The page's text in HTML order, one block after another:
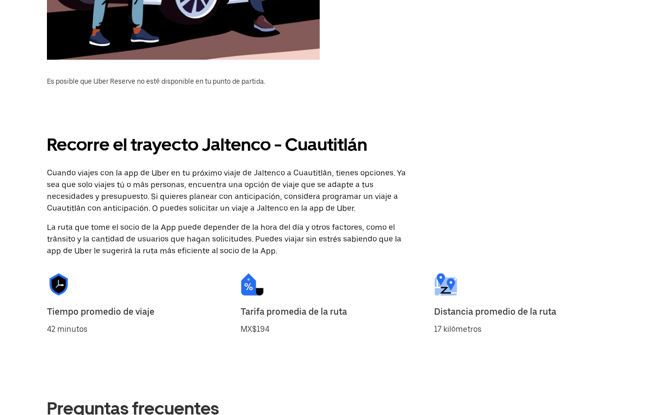
Es posible que Uber Reserve no esté disponible en tu punto de partida.
Recorre el trayecto Jaltenco - Cuautitlán
Cuando viajes con la app de Uber en tu próximo viaje de Jaltenco a Cuautitlán, tienes opciones. Ya
sea que solo viajes tú o más personas, encuentra una opción de viaje que se adapte a tus
necesidades y presupuesto. Si quieres planear con anticipación, considera programar un viaje a
Cuautitlán con anticipación. O puedes solicitar un viaje a Jaltenco en la app de Uber.
La ruta que tome el socio de la App puede depender de la hora del día y otros factores, como el
tránsito y la cantidad de usuarios que hagan solicitudes. Puedes viajar sin estrés sabiendo que la
app de Uber le sugerirá la ruta más eficiente al socio de la App.
Tiempo promedio de viaje
42 minutos
Tarifa promedia de la ruta
MX$194
Distancia promedio de la ruta
17 kilómetros
Preguntas frecuentes